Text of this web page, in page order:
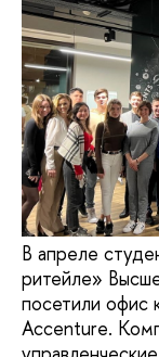
В апреле
ритейле»
посетили офис
Accenture.